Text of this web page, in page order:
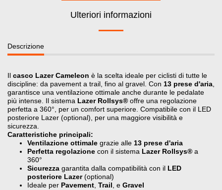
Ulteriori informazioni
Descrizione
Il casco Lazer Cameleon è la scelta ideale per ciclisti di tutte le
discipline: da pavement a trail, fino al gravel. Con 13 prese d'aria,
garantisce una ventilazione ottimale anche durante le pedalate
più intense. Il sistema Lazer Rollsys® offre una regolazione
perfetta a 360°, per un comfort superiore. Compatibile con il LED
posteriore Lazer (optional), per una maggiore visibilità e
sicurezza.
Caratteristiche principali:
Ventilazione ottimale grazie alle 13 prese d'aria
Perfetta regolazione con il sistema Lazer Rollsys® a
360°
Sicurezza garantita dalla compatibilità con il LED
posteriore Lazer(optional)
Ideale per Pavement, Trail, e Gravel